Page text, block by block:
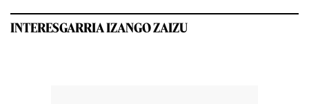
INTERESGARRIA IZANGO ZAIZU